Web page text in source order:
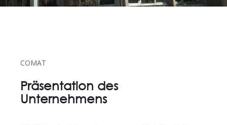
COMAT
Präsentation des
Unternehmens